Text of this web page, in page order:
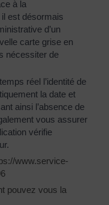
à la
est désormais
d’un
carte grise en
nécessiter de
réel l’identité de
la date et
ainsi l’absence de
vous assurer
vérifie
www.service-
pouvez vous la